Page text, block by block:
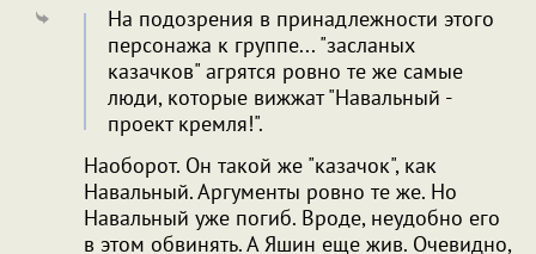
На подозрения в принадлежности этого
персонажа к группе... "засланых
казачков" агрятся ровно те же самые
люди, которые вижжат "Навальный -
проект кремля!".
Наоборот. Он такой же "казачок", как
Навальный. Аргументы ровно те же. Но
Навальный уже погиб. Вроде, неудобно его
в этом обвинять. А Яшин еще жив. Очевидно,